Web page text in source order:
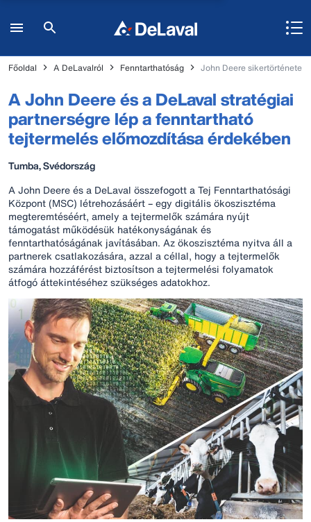
Főoldal A DeLavalról Fenntarthatóság John Deere sikertörténete
A John Deere és a DeLaval stratégiai
partnerségre lép a fenntartható
tejtermelés előmozdítása érdekében
Tumba, Svédország
A John Deere és a DeLaval összefogott a Tej Fenntarthatósági
Központ (MSC) létrehozásáért – egy digitális ökoszisztéma
megteremtéséért, amely a tejtermelők számára nyújt
támogatást működésük hatékonyságának és
fenntarthatóságának javításában. Az ökoszisztéma nyitva áll a
partnerek csatlakozására, azzal a céllal, hogy a tejtermelők
számára hozzáférést biztosítson a tejtermelési folyamatok
átfogó áttekintéséhez szükséges adatokhoz.